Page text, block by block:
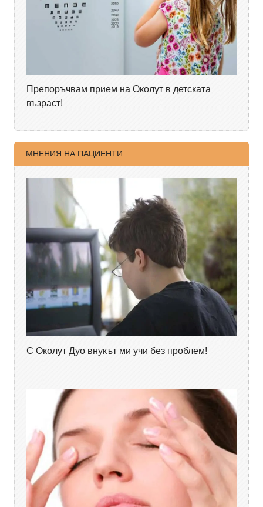
Препоръчвам прием на Околут в детската
възраст!
МНЕНИЯ НА ПАЦИЕНТИ
С Околут Дуо внукът ми учи без проблем!